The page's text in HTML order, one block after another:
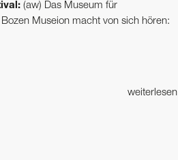
(aw) Das Museum für
Museion macht von sich hören:
weiterlesen